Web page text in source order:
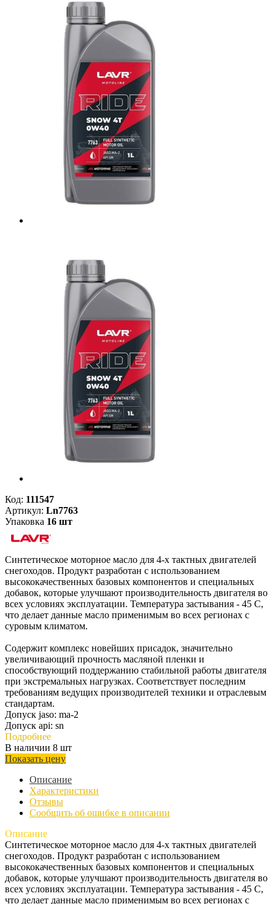
Код: 111547
Артикул: Ln7763
Упаковка 16 шт
Cинтетическое моторное масло для 4-х тактных двигателей
снегоходов. Продукт разработан с использованием
высококачественных базовых компонентов и специальных
добавок, которые улучшают производительность двигателя во
всех условиях эксплуатации. Температура застывания - 45 С,
что делает данные масло применимым во всех регионах с
суровым климатом.
Содержит комплекс новейших присадок, значительно
увеличивающий прочность масляной пленки и
способствующий поддержанию стабильной работы двигателя
при экстремальных нагрузках. Соответствует последним
требованиям ведущих производителей техники и отраслевым
стандартам.
Допуск jaso: ma-2
Допуск api: sn
Подробнее
В наличии 8 шт
Показать цену
Описание
Характеристики
Отзывы
Сообщить об ошибке в описании
Описание
Cинтетическое моторное масло для 4-х тактных двигателей
снегоходов. Продукт разработан с использованием
высококачественных базовых компонентов и специальных
добавок, которые улучшают производительность двигателя во
всех условиях эксплуатации. Температура застывания - 45 С,
что делает данные масло применимым во всех регионах с